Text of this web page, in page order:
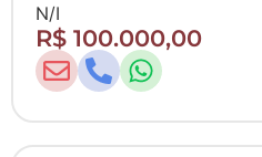
N/I
R$ 100.000,00